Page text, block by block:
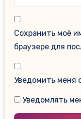
Сохранить моё
браузере для
Уведомить меня
Уведомлять